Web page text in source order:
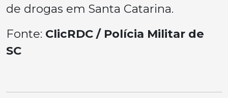
de drogas em Santa Catarina.
Fonte: ClicRDC / Polícia Militar de
SC